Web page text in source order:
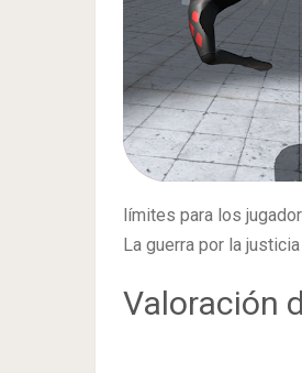
límites para los
La guerra por la
Valoración